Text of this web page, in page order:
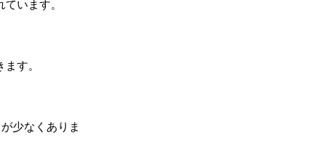
います。
す。
少なくありま